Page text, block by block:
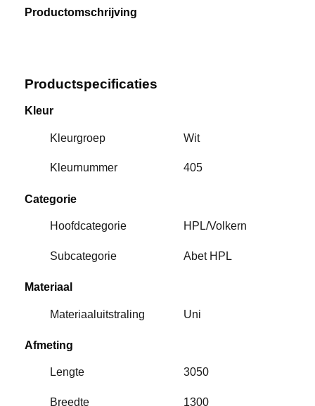
Productomschrijving
Productspecificaties
Kleur
Kleurgroep Wit
Kleurnummer 405
Categorie
Hoofdcategorie HPL/Volkern
Subcategorie Abet HPL
Materiaal
Materiaaluitstraling Uni
Afmeting
Lengte 3050
Breedte 1300